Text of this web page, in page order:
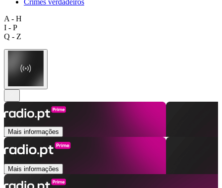
A - H
I - P
Q - Z
Mais informações
Mais informações